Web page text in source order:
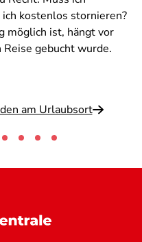
kostenlos stornieren?
möglich ist, hängt vor
gebucht wurde.
am Urlaubsort